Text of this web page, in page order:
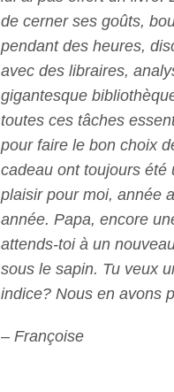
de cerner ses goûts,
pendant des heures,
avec des libraires,
gigantesque
toutes ces tâches
pour faire le bon choix
cadeau ont toujours été
plaisir pour moi, année
année. Papa, encore
attends-toi à un
sous le sapin. Tu veux
indice? Nous en avons
– Françoise